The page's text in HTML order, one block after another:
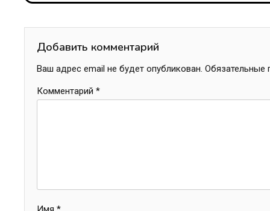
Добавить комментарий
Ваш адрес email не будет опубликован.
Комментарий *